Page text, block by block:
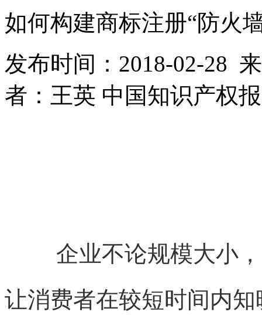
如何构建商标注册“防火
发布时间：2018-02-28
者：王英 中国知识产权
企业不论规模大小
让消费者在较短时间内